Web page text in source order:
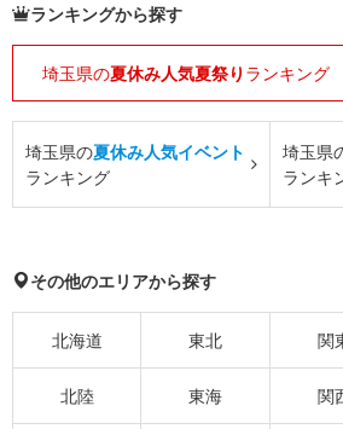
ランキングから探す
埼玉県の夏休み人気夏祭り ランキング
埼玉県の夏休み人気イベント
ランキング
埼玉県
ランキ
その他のエリアから探す
北海道 東北 関
北陸 東海 関